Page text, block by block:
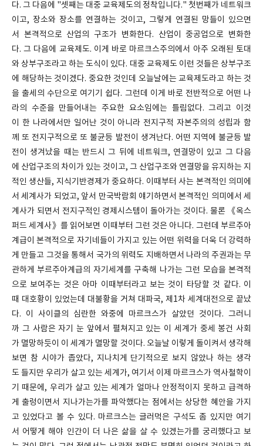
다. 그 다음에 "셋째는 대중 교육제도의 정착입니다." 첫번째가 네트워크
이고, 장소와 장소를 연결하는 것이고, 그렇게 연결된 망들이 있으면
서 본격적으로 산업의 구조가 변화한다. 산업이 중공업으로 변화한
다. 그 다음에 교육제도. 이게 바로 마르크스주의에서 아주 오래된 토대
와 상부구조라고 하는 도식이 있다. 대중 교육제도 이런 것들은 상부구조
에 해당하는 것이겠다. 중요한 것인데 오늘날에는 교육제도라고 하는 것
을 출세의 수단으로 여기기 쉽다. 그런데 이게 바로 전반적으로 어떤 나
라의 수준을 만들어내는 주요한 요소임에는 틀림없다. 그리고 이것
이 한 나라에서만 일어난 것이 아니라 전지구적 자본주의의 성립과 함
께 또 전지구적으로 또 불균등 발전이 생겨난다. 어떤 지역에 불균등 발
전이 생겨났을 때는 반드시 그 뒤에 네트워크, 연결망이 있고 그 다음
에 산업구조의 차이가 있는 것이고, 그 산업구조와 연결망을 유지하는 지
적인 생산들, 지식기반경제가 중요하다. 이때부터 사는 본격적인 의미에
서 세계사가 되었고, 앞서 만국박람회 얘기하면서 본격적인 의미에서 세
계사가 되면서 전지구적인 경제시스템이 돌아가는 것이다. 물론 《옥스
퍼드 세계사》를 읽어보면 이때부터 그런 것은 아니다. 그런데 부르주아
계급이 본격적으로 자기네들이 가지고 있는 어떤 위력을 더욱 더 강력하
게 만들고 그것을 통해서 국가의 위력도 지배하면서 나라의 주권과는 무
관하게 부르주아계급의 자기세계를 구축해 나가는 그런 모습을 본격적
으로 보여주는 것은 아마 이때부터라고 보는 것이 타당할 것 같다. 이
때 대호황이 있었는데 대불황을 거쳐 대파국, 제1차 세계대전으로 끝났
다. 이 사이클의 심란한 와중에 마르크스가 살았던 것이다. 그러니
까 그 사람은 자기 눈 앞에서 펼쳐지고 있는 이 세계가 중세 봉건 사회
가 멸망하듯이 이 세계가 멸망할 것이다. 오늘날 이렇게 돌이켜서 생각해
보면 참 시야가 좁았다, 지나치게 단기적으로 보지 않았나 하는 생각
도 들지만 우리가 살고 있는 세계가, 여기서 이제 마르크스가 역사철학이
기 때문에, 우리가 살고 있는 세계가 얼마나 안정적이지 못하고 급격하
게 출렁이면서 지나가는가를 파악했다는 점에서는 상당한 혜안을 가지
고 있었다고 볼 수 있다. 마르크스는 글러먹은 구석도 좀 있지만 여기
서 어떻게 해야 인간이 더 나은 삶을 살 수 있겠는가를 궁리했다고 보